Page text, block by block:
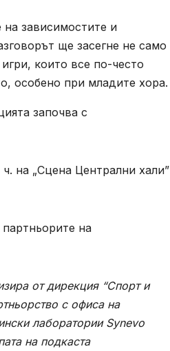
зависимостите и
ще засегне не само
които все по-често
особено при младите хора.
започва с
на „Сцена Централни хали”
на
от дирекция “Спорт и
с офиса на
лаборатории Synevo
на подкаста